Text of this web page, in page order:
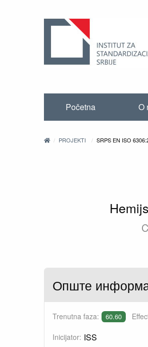
Početna O
PROJEKTI SRPS EN ISO
Опште
Trenutna faza: 60.60
Inicijator: ISS